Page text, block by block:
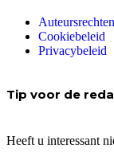
Cookiebeleid
Privacybeleid
Tip voor de
Heeft u interessant